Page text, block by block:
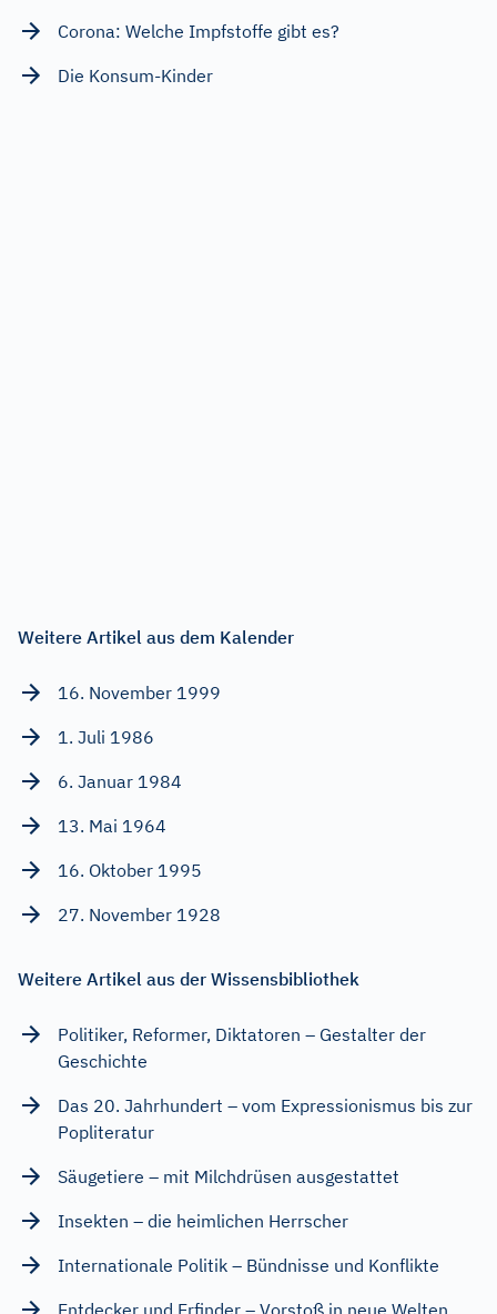
Corona: Welche Impfstoffe gibt es?
Die Konsum-Kinder
Weitere Artikel aus dem Kalender
16. November 1999
1. Juli 1986
6. Januar 1984
13. Mai 1964
16. Oktober 1995
27. November 1928
Weitere Artikel aus der Wissensbibliothek
Politiker, Reformer, Diktatoren – Gestalter der
Geschichte
Das 20. Jahrhundert – vom Expressionismus bis zur
Popliteratur
Säugetiere – mit Milchdrüsen ausgestattet
Insekten – die heimlichen Herrscher
Internationale Politik – Bündnisse und Konflikte
Entdecker und Erfinder – Vorstoß in neue Welten